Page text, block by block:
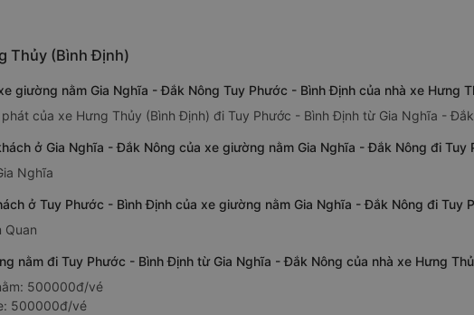
Thủy (Bình Định)
giường nằm Gia Nghĩa - Đắk Nông Tuy Phước - Bình Định của nhà xe Hưng
phát của xe Hưng Thủy (Bình Định) đi Tuy Phước - Bình Định từ Gia Nghĩa -
ở Gia Nghĩa - Đắk Nông của xe giường nằm Gia Nghĩa - Đắk Nông đi Tuy
Nghĩa
ở Tuy Phước - Bình Định của xe giường nằm Gia Nghĩa - Đắk Nông đi Tuy
Quan
nằm đi Tuy Phước - Bình Định từ Gia Nghĩa - Đắk Nông của nhà xe Hưng
500000đ/vé
500000đ/vé